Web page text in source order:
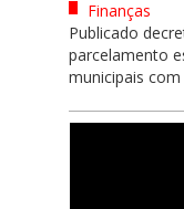
Finanças
Publicado
parcelamento
municipais